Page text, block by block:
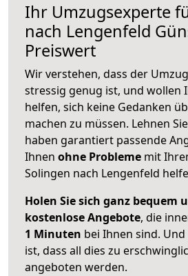
Ihr Umzugsexperte
nach Lengenfeld
Preiswert
Wir verstehen, dass der
stressig genug ist, und wollen
helfen, sich keine Gedanken
machen zu müssen. Lehnen
haben garantiert passende
Ihnen ohne Probleme mit
Solingen nach Lengenfeld
Holen Sie sich ganz bequem
kostenlose Angebote, die
1 Minuten bei Ihnen sind.
ist, dass all dies zu
angeboten werden.